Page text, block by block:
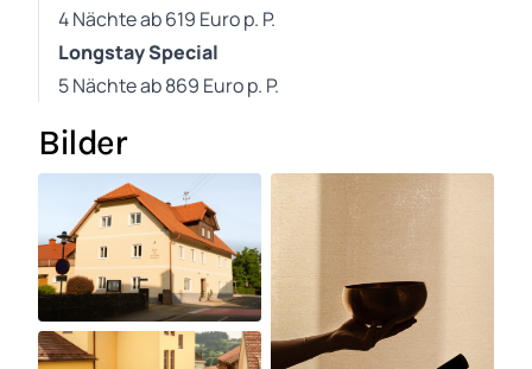
4 Nächte ab 619 Euro p. P.
Longstay Special
5 Nächte ab 869 Euro p. P.
Bilder